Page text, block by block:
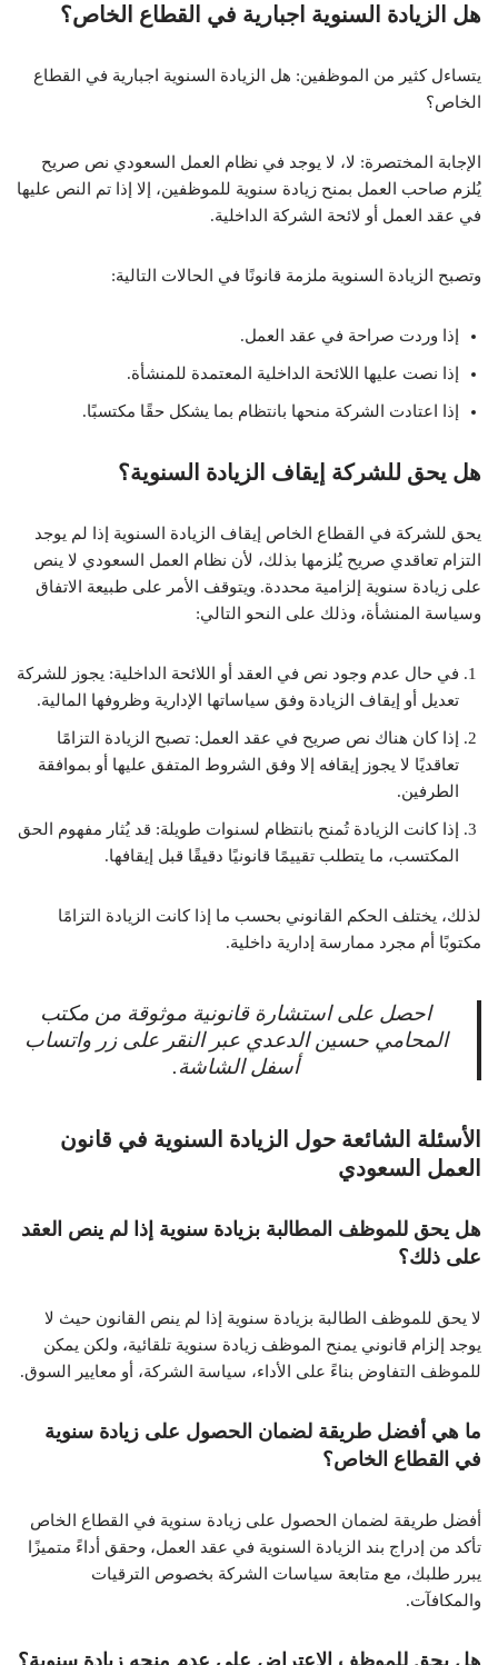
هل الزيادة السنوية اجبارية في القطاع الخاص؟
يتساءل كثير من الموظفين: هل الزيادة السنوية اجبارية في القطاع
الخاص؟
الإجابة المختصرة: لا، لا يوجد في نظام العمل السعودي نص صريح
يُلزم صاحب العمل بمنح زيادة سنوية للموظفين، إلا إذا تم النص عليها
في عقد العمل أو لائحة الشركة الداخلية.
وتصبح الزيادة السنوية ملزمة قانونًا في الحالات التالية:
إذا وردت صراحة في عقد العمل.
إذا نصت عليها اللائحة الداخلية المعتمدة للمنشأة.
إذا اعتادت الشركة منحها بانتظام بما يشكل حقًا مكتسبًا.
هل يحق للشركة إيقاف الزيادة السنوية؟
يحق للشركة في القطاع الخاص إيقاف الزيادة السنوية إذا لم يوجد
التزام تعاقدي صريح يُلزمها بذلك، لأن نظام العمل السعودي لا ينص
على زيادة سنوية إلزامية محددة. ويتوقف الأمر على طبيعة الاتفاق
وسياسة المنشأة، وذلك على النحو التالي:
في حال عدم وجود نص في العقد أو اللائحة الداخلية: يجوز للشركة
تعديل أو إيقاف الزيادة وفق سياساتها الإدارية وظروفها المالية.
إذا كان هناك نص صريح في عقد العمل: تصبح الزيادة التزامًا
تعاقديًا لا يجوز إيقافه إلا وفق الشروط المتفق عليها أو بموافقة
الطرفين.
إذا كانت الزيادة تُمنح بانتظام لسنوات طويلة: قد يُثار مفهوم الحق
المكتسب، ما يتطلب تقييمًا قانونيًا دقيقًا قبل إيقافها.
لذلك، يختلف الحكم القانوني بحسب ما إذا كانت الزيادة التزامًا
مكتوبًا أم مجرد ممارسة إدارية داخلية.
احصل على استشارة قانونية موثوقة من مكتب
المحامي حسين الدعدي عبر النقر على زر واتساب
أسفل الشاشة.
الأسئلة الشائعة حول الزيادة السنوية في قانون
العمل السعودي
هل يحق للموظف المطالبة بزيادة سنوية إذا لم ينص العقد
على ذلك؟
لا يحق للموظف الطالبة بزيادة سنوية إذا لم ينص القانون حيث لا
يوجد إلزام قانوني يمنح الموظف زيادة سنوية تلقائية، ولكن يمكن
للموظف التفاوض بناءً على الأداء، سياسة الشركة، أو معايير السوق.
ما هي أفضل طريقة لضمان الحصول على زيادة سنوية
في القطاع الخاص؟
أفضل طريقة لضمان الحصول على زيادة سنوية في القطاع الخاص
تأكد من إدراج بند الزيادة السنوية في عقد العمل، وحقق أداءً متميزًا
يبرر طلبك، مع متابعة سياسات الشركة بخصوص الترقيات
والمكافآت.
هل يحق للموظف الاعتراض على عدم منحه زيادة سنوية؟